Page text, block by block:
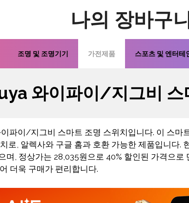
나의 장바구
조명 및 조명기기 가전제품 스포츠 및 엔터테
와이파이/지그비 스
파이/지그비 스마트 조명 스위치입니다. 이 스마
로, 알렉사와 구글 홈과 호환 가능한 제품입니다.
며, 정상가는 28,035원으로 40% 할인된 가격으로
더욱 구매가 편리합니다.